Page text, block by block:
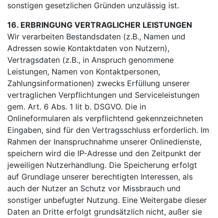
sonstigen gesetzlichen Gründen unzulässig ist.
16. ERBRINGUNG VERTRAGLICHER LEISTUNGEN
Wir verarbeiten Bestandsdaten (z.B., Namen und
Adressen sowie Kontaktdaten von Nutzern),
Vertragsdaten (z.B., in Anspruch genommene
Leistungen, Namen von Kontaktpersonen,
Zahlungsinformationen) zwecks Erfüllung unserer
vertraglichen Verpflichtungen und Serviceleistungen
gem. Art. 6 Abs. 1 lit b. DSGVO. Die in
Onlineformularen als verpflichtend gekennzeichneten
Eingaben, sind für den Vertragsschluss erforderlich. Im
Rahmen der Inanspruchnahme unserer Onlinedienste,
speichern wird die IP-Adresse und den Zeitpunkt der
jeweiligen Nutzerhandlung. Die Speicherung erfolgt
auf Grundlage unserer berechtigten Interessen, als
auch der Nutzer an Schutz vor Missbrauch und
sonstiger unbefugter Nutzung. Eine Weitergabe dieser
Daten an Dritte erfolgt grundsätzlich nicht, außer sie